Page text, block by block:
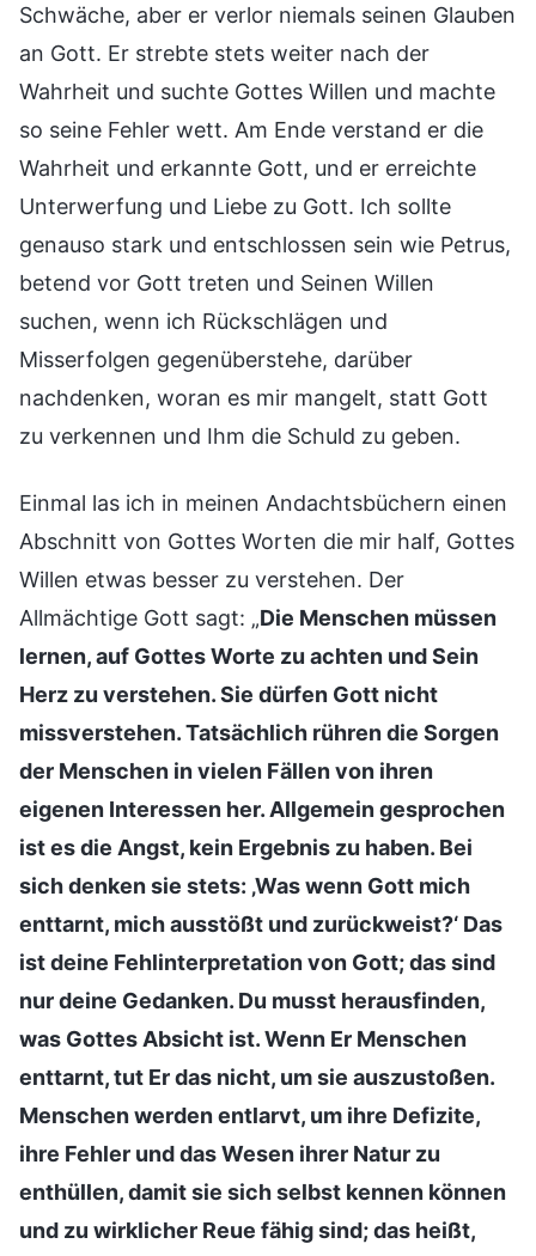
Schwäche, aber er verlor niemals seinen Glauben
an Gott. Er strebte stets weiter nach der
Wahrheit und suchte Gottes Willen und machte
so seine Fehler wett. Am Ende verstand er die
Wahrheit und erkannte Gott, und er erreichte
Unterwerfung und Liebe zu Gott. Ich sollte
genauso stark und entschlossen sein wie Petrus,
betend vor Gott treten und Seinen Willen
suchen, wenn ich Rückschlägen und
Misserfolgen gegenüberstehe, darüber
nachdenken, woran es mir mangelt, statt Gott
zu verkennen und Ihm die Schuld zu geben.
Einmal las ich in meinen Andachtsbüchern einen
Abschnitt von Gottes Worten die mir half, Gottes
Willen etwas besser zu verstehen. Der
Allmächtige Gott sagt: „Die Menschen müssen
lernen, auf Gottes Worte zu achten und Sein
Herz zu verstehen. Sie dürfen Gott nicht
missverstehen. Tatsächlich rühren die Sorgen
der Menschen in vielen Fällen von ihren
eigenen Interessen her. Allgemein gesprochen
ist es die Angst, kein Ergebnis zu haben. Bei
sich denken sie stets: ‚Was wenn Gott mich
enttarnt, mich ausstößt und zurückweist?‘ Das
ist deine Fehlinterpretation von Gott; das sind
nur deine Gedanken. Du musst herausfinden,
was Gottes Absicht ist. Wenn Er Menschen
enttarnt, tut Er das nicht, um sie auszustoßen.
Menschen werden entlarvt, um ihre Defizite,
ihre Fehler und das Wesen ihrer Natur zu
enthüllen, damit sie sich selbst kennen können
und zu wirklicher Reue fähig sind; das heißt,